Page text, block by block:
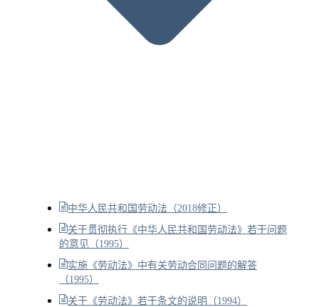
中华人民共和国劳动法（2018修正）
关于贯彻执行《中华人民共和国劳动法》若干问题
的意见（1995）
实施《劳动法》中有关劳动合同问题的解答
（1995）
关于《劳动法》若干条文的说明（1994）